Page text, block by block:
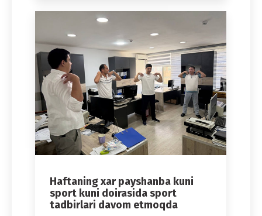
Haftaning xar payshanba kuni
sport kuni doirasida sport
tadbirlari davom etmoqda